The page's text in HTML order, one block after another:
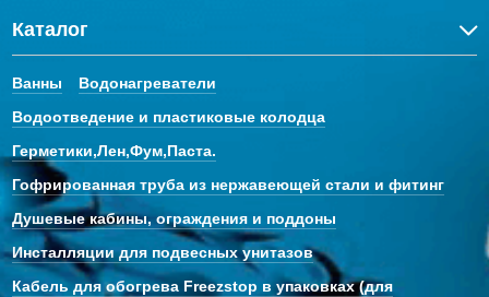
Каталог
Ванны
Водонагреватели
Водоотведение и пластиковые колодца
Герметики,Лен,Фум,Паста.
Гофрированная труба из нержавеющей стали и фитинг
Душевые кабины, ограждения и поддоны
Инсталляции для подвесных унитазов
Кабель для обогрева Freezstop в упаковках (для